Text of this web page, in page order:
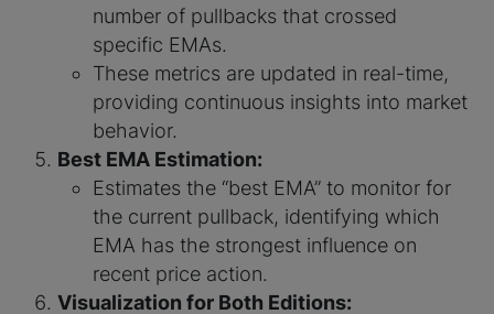
number of pullbacks that crossed
specific EMAs.
These metrics are updated in real-time,
providing continuous insights into market
behavior.
Best EMA Estimation:
Estimates the “best EMA” to monitor for
the current pullback, identifying which
EMA has the strongest influence on
recent price action.
Visualization for Both Editions: